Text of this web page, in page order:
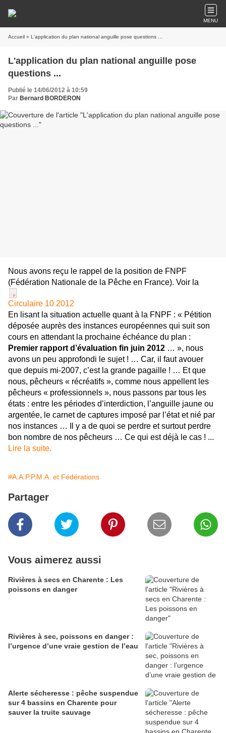
MENU
Accueil » L'application du plan national anguille pose questions ...
L'application du plan national anguille pose
questions ...
Publié le 14/06/2012 à 10:59
Par Bernard BORDERON
Nous avons reçu le rappel de la position de FNPF
(Fédération Nationale de la Pêche en France). Voir la
Circulaire 10 2012
En lisant la situation actuelle quant à la FNPF : « Pétition
déposée auprès des instances européennes qui suit son
cours en attendant la prochaine échéance du plan :
Premier rapport d’évaluation fin juin 2012 … », nous
avons un peu approfondi le sujet ! … Car, il faut avouer
que depuis mi-2007, c’est la grande pagaille ! … Et que
nous, pêcheurs « récréatifs », comme nous appellent les
pêcheurs « professionnels », nous passons par tous les
états : entre les périodes d’interdiction, l’anguille jaune ou
argentée, le carnet de captures imposé par l’état et nié par
nos instances … Il y a de quoi se perdre et surtout perdre
bon nombre de nos pêcheurs … Ce qui est déjà le cas ! ...
Lire la suite.
#A.A.P.P.M.A. et Fédérations
Partager
Vous aimerez aussi
Rivières à secs en Charente : Les
poissons en danger
Rivières à sec, poissons en danger :
l’urgence d’une vraie gestion de l’eau
Alerte sécheresse : pêche suspendue
sur 4 bassins en Charente pour
sauver la truite sauvage